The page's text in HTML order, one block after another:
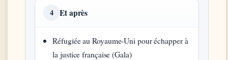
4 Et après
Réfugiée au Royaume-Uni pour échapper à
la justice française (Gala)